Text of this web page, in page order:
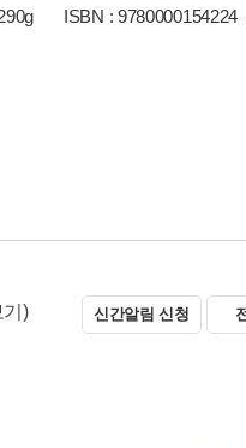
ISBN : 9780000154224
기) 신간알림 신청